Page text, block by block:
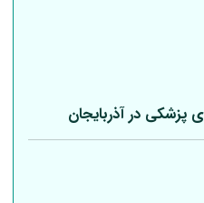
پزشکی در آذربایجان